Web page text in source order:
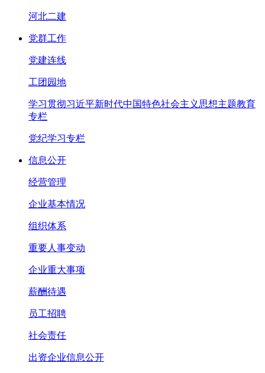
河北二建
党群工作
党建连线
工团园地
学习贯彻习近平新时代中国特色社会主义思想主题教育
专栏
党纪学习专栏
信息公开
经营管理
企业基本情况
组织体系
重要人事变动
企业重大事项
薪酬待遇
员工招聘
社会责任
出资企业信息公开